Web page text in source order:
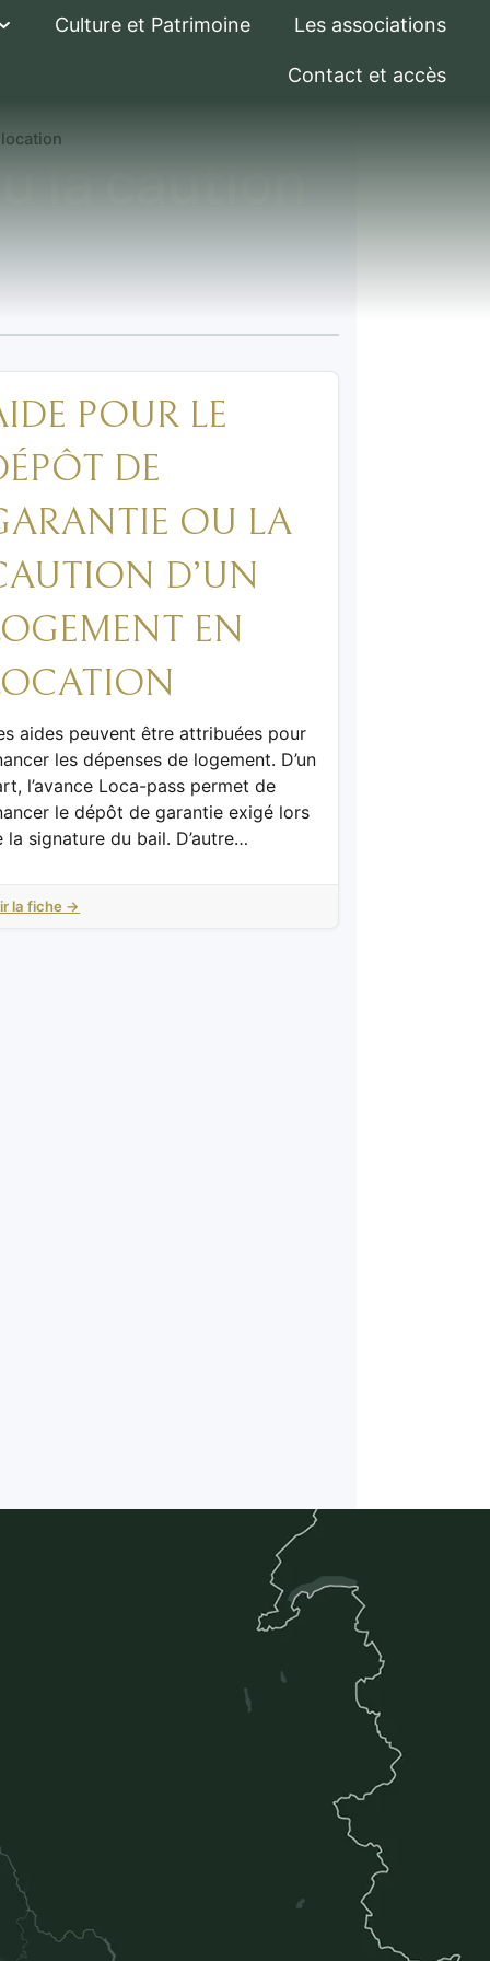
Culture et Patrimoine Les associations
Contact et accès
la caution
POUR LE
DE
OU LA
D’UN
EN
aides peuvent être attribuées pour
les dépenses de logement. D’un
l’avance Loca-pass permet de
le dépôt de garantie exigé lors
la signature du bail. D’autre…
la fiche →